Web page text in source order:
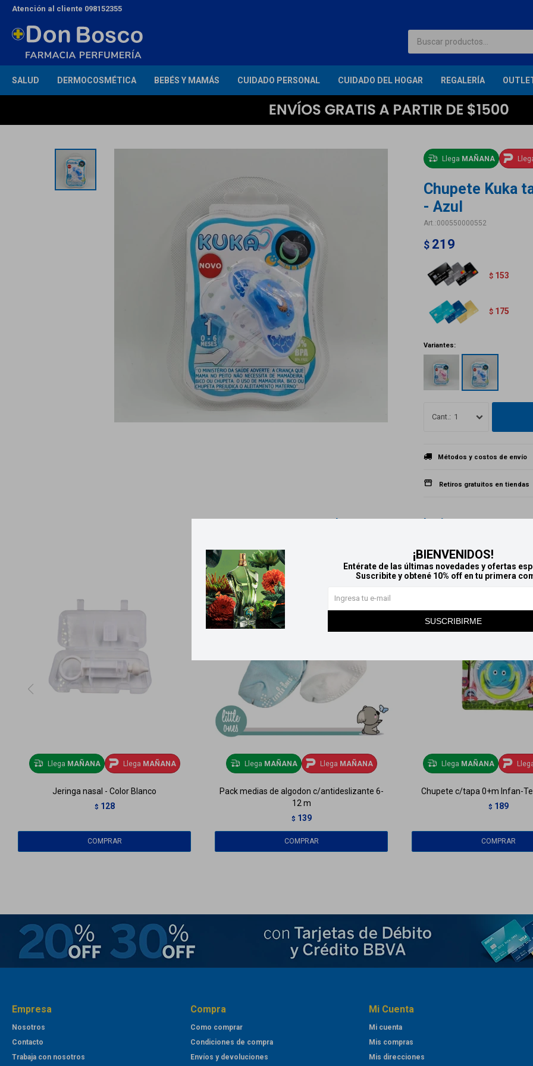
¡BIENVENIDOS!
Entérate de las últimas novedades y ofertas
Suscribite y obtené 10% off en tu primera
SUSCRIBIRME
SALUD DERMOCOSMÉTICA BEBÉS Y MAMÁS CUIDADO PERSONAL CUIDADO DEL HOGAR REGALERÍA
Atención al cliente 098152355
Llega MAÑANA
Chupete Kuka
- Azul
000550000552
$ 219
$ 153
$ 175
Variantes:
1
Métodos y costos de envío
Retiros gratuitos en tiendas
Productos que te pueden interesar
Llega MAÑANA Llega MAÑANA
Jeringa nasal - Color Blanco
$ 128
Llega MAÑANA Llega MAÑANA
Pack medias de algodon c/antideslizante 6-
12 m
$ 139
Llega MAÑANA
Chupete c/tapa 0+m Infan-
$ 189
Empresa
Nosotros
Contacto
Trabaja con nosotros
Compra
Como comprar
Condiciones de compra
Envíos y devoluciones
Mi Cuenta
Mi cuenta
Mis compras
Mis direcciones